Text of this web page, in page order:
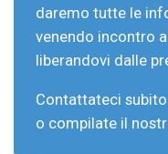
daremo tutte le
venendo incontro
liberandovi dalle
Contattateci
o compilate il